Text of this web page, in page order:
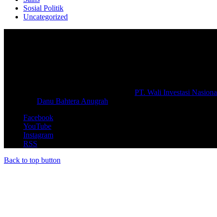
Sosial Politik
Uncategorized
PT. Wali Investasi
Danu Bahtera Anugrah
Facebook
YouTube
Instagram
RSS
Back to top button